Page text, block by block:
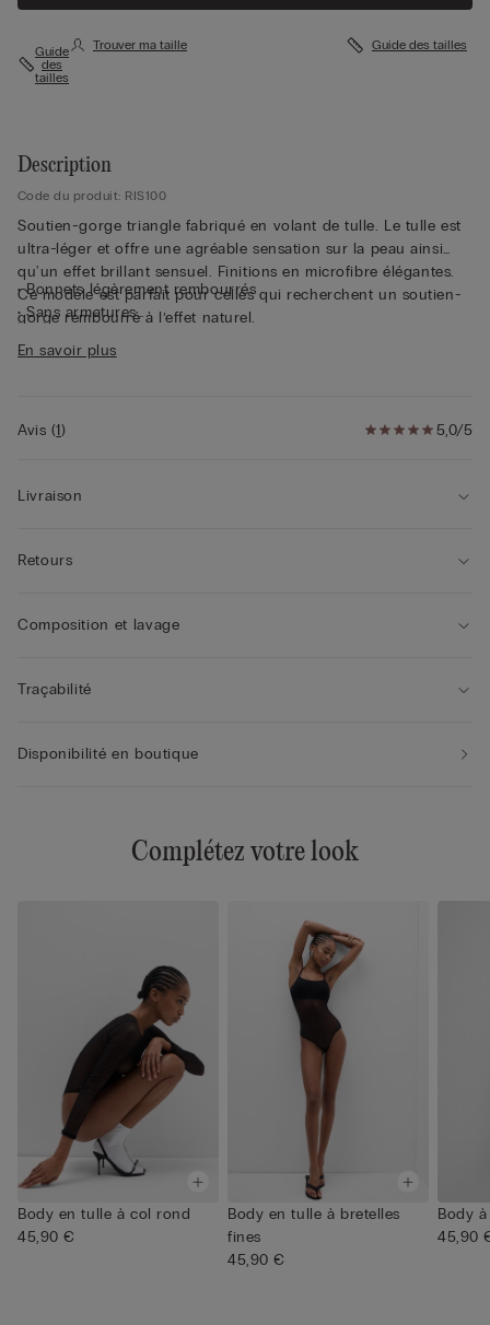
Guide
des
tailles
Trouver ma taille Guide des tailles
Description
Code du produit: RIS100
Soutien-gorge triangle fabriqué en volant de tulle. Le tulle est
ultra-léger et offre une agréable sensation sur la peau ainsi
qu'un effet brillant sensuel. Finitions en microfibre élégantes.
Ce modèle est parfait pour celles qui recherchent un soutien-
gorge rembourré à l’effet naturel.
• Bonnets légèrement rembourrés
• Sans armatures
• Tour de poitrine rehaussé de tulle
• Le mannequin mesure 1,75 m et porte une taille 2B / 75B /
En savoir plus
5,0/5
Avis (1)
Livraison
Retours
Composition et lavage
Traçabilité
Disponibilité en boutique
Complétez votre look
Body en tulle à col rond
45,90 €
Body en tulle à bretelles
fines
45,90 €
Body
45,90